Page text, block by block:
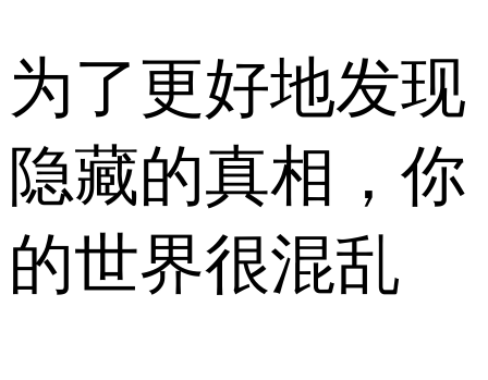
为了更好地发现
隐藏的真相，你
的世界很混乱